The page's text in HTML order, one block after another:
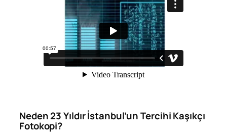
Neden 23 Yıldır İstanbul’un Tercihi Kaşıkçı
Fotokopi?